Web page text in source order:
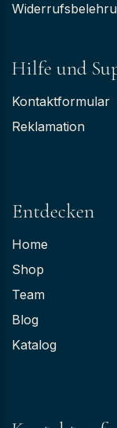
Hilfe und
Kontaktformular
Reklamation
Entdecken
Home
Shop
Team
Blog
Katalog